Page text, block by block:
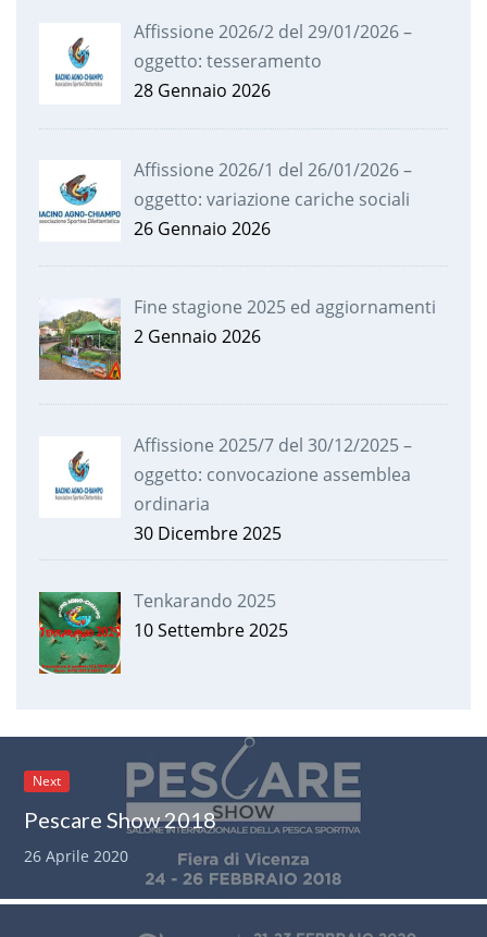
Affissione 2026/2 del 29/01/2026 –
oggetto: tesseramento
28 Gennaio 2026
Affissione 2026/1 del 26/01/2026 –
oggetto: variazione cariche sociali
26 Gennaio 2026
Fine stagione 2025 ed aggiornamenti
2 Gennaio 2026
Affissione 2025/7 del 30/12/2025 –
oggetto: convocazione assemblea
ordinaria
30 Dicembre 2025
Tenkarando 2025
10 Settembre 2025
Next
Pescare Show 2018
26 Aprile 2020